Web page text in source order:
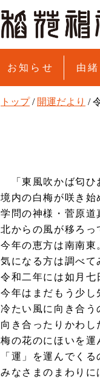
お知らせ 由
現
トップ/ 開運だより /
「東風吹かば匂ひ
境内の白梅が咲き始
学問の神様・菅原道
北からの風が移ろっ
今年の恵方は南南東
気になる方は調べて
令和二年には如月七
今年はまだもう少し
冷たい風に向き合う
向き合ったりかわし
梅の花のにほいを運
「運」を運んでくる
みなさまのまわりに